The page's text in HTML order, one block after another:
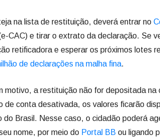
na lista de restituição, deverá entrar no
CAC) e tirar o extrato da declaração. Se
retificadora e esperar os próximos lotes
de declarações na malha fina.
motivo, a restituição não for depositada na
de conta desativada, os valores ficarão
do Brasil. Nesse caso, o cidadão poderá
nome, por meio do Portal BB ou ligando